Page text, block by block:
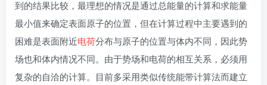
到的结果比较，最理想的情况是通过总能量的计算和求能量
最小值来确定表面原子的位置，但在计算过程中主要遇到的
困难是表面附近电荷分布与原子的位置与体内不同，因此势
场也和体内情况不同。由于势场和电荷的相互关系，必须用
复杂的自洽的计算。目前多采用类似传统能带计算法而建立